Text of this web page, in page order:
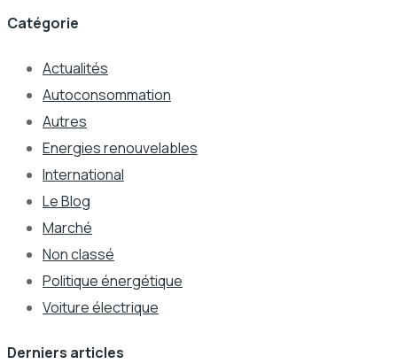
Catégorie
Actualités
Autoconsommation
Autres
Energies renouvelables
International
Le Blog
Marché
Non classé
Politique énergétique
Voiture électrique
Derniers articles